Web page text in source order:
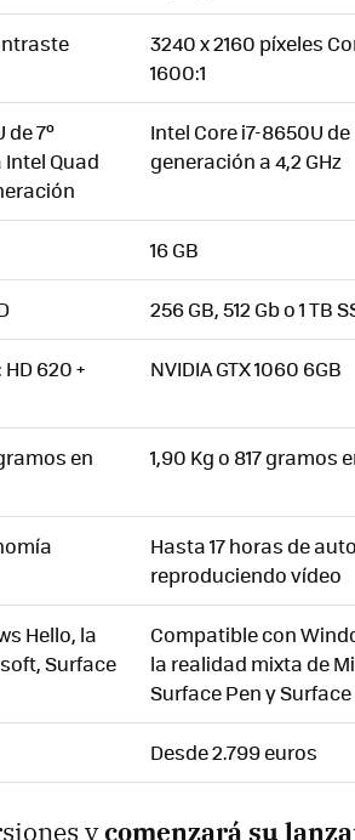
3240 x 2160 píxeles
1600:1
de 7º
Quad
Intel Core i7-8650U de
generación a 4,2 GHz
16 GB
256 GB, 512 Gb o 1 TB
620 +
NVIDIA GTX 1060 6GB
en
1,90 Kg o 817 gramos
Hasta 17 horas de
reproduciendo vídeo
Hello, la
Surface
Compatible con
la realidad mixta de
Surface Pen y Surface
Desde 2.799 euros
ycomenzará su